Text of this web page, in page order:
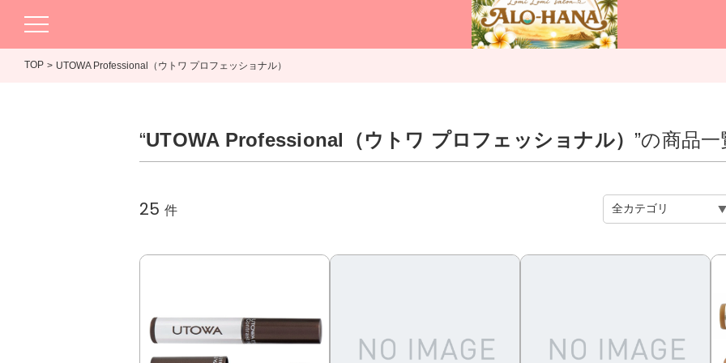
TOP UTOWA Professional（ウトワ プロフェッショナル）
“UTOWA Professional（ウトワ プロフェッショナル） ”の商品一
25 件